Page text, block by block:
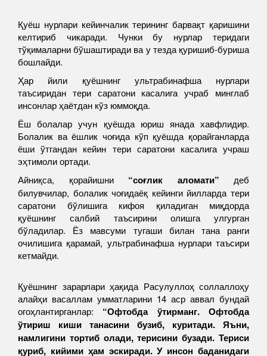
Қуёш нурлари кейинчалик терининг барвақт қаришини
келтириб чикаради. Чунки бу нурлар теридаги
тўқималарни бўшаштиради ва у тезда қуришиб-буриша
бошлайди.
Ҳар йили қуёшнинг ультрабинафша нурлари
таъсиридан тери саратони касалига учраб минглаб
инсонлар ҳаётдан кўз юммоқда.
Ёш болалар учун қуёшда юриш янада хавфлидир.
Болалик ва ёшлик чоғида кўп қуёшда қорайганларда
ёши ўтгандан кейин тери саратони касалига учраш
эҳтимоли ортади.
Айниқса, қорайишни “соғлик аломати” деб
билувчилар, болалик чоғидаёқ кейинги йилларда тери
саратони бўлишига кифоя қиладиган миқдорда
қуёшнинг салбий таъсирини олишга улгурган
бўладилар. Ёз мавсуми тугаши билан тана ранги
очилишига қарамай, ультрабинафша нурлари таъсири
кетмайди.
Қуёшнинг зарарлари ҳақида Расулуллоҳ соллаллоҳу
алайҳи васаллам умматларини 14 аср аввал бундай
огоҳлантирганлар: “Офтобда ўтирманг. Офтобда
ўтириш киши танасини бузиб, куритади. Яъни,
намлигини тортиб олади, терисини бузади. Териси
қуриб, кийими ҳам эскиради. У инсон баданидаги